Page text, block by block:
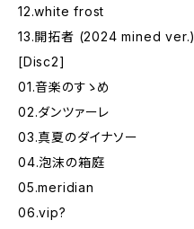
12.white frost
13.開拓者 (2024 mined ver.)
[Disc2]
01.音楽のすゝめ
02.ダンツァーレ
03.真夏のダイナソー
04.泡沫の箱庭
05.meridian
06.vip?